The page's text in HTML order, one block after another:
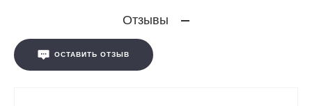
Отзывы
ОСТАВИТЬ ОТЗЫВ